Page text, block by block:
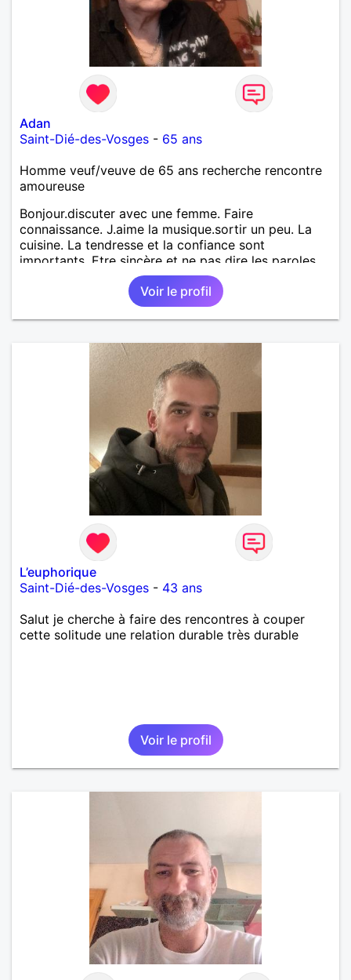
Adan
Saint-Dié-des-Vosges - 65 ans
Homme veuf/veuve de 65 ans recherche rencontre
amoureuse
Bonjour.discuter avec une femme. Faire
connaissance. J.aime la musique.sortir un peu. La
cuisine. La tendresse et la confiance sont
importants. Etre sincère et ne pas dire les paroles
que l ont ne pense pas vraiment.je voudrais
rencontrer une femme qui serais sincère et pourquoi
pas etre amoureux.trop longtemps seul.....ADAN.et
je suis toujours là. A bientot......
Voir le profil
L’euphorique
Saint-Dié-des-Vosges - 43 ans
Salut je cherche à faire des rencontres à couper
cette solitude une relation durable très durable
Voir le profil